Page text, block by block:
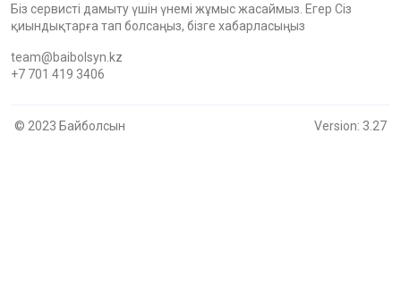
Біз сервисті дамыту үшін үнемі жұмыс жасаймыз. Егер Сіз
қиындықтарға тап болсаңыз, бізге хабарласыңыз
team@baibolsyn.kz
+7 701 419 3406
© 2023 Байболсын Version: 3.27